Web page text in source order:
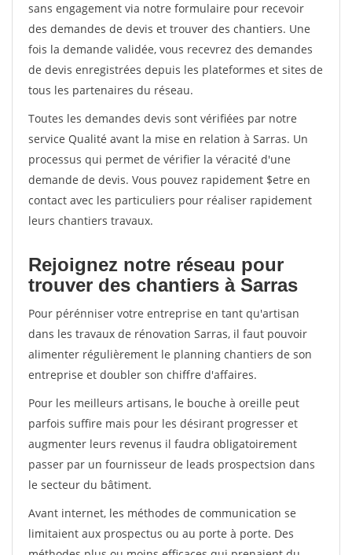
sans engagement via notre formulaire pour recevoir
des demandes de devis et trouver des chantiers. Une
fois la demande validée, vous recevrez des demandes
de devis enregistrées depuis les plateformes et sites de
tous les partenaires du réseau.
Toutes les demandes devis sont vérifiées par notre
service Qualité avant la mise en relation à Sarras. Un
processus qui permet de vérifier la véracité d'une
demande de devis. Vous pouvez rapidement $etre en
contact avec les particuliers pour réaliser rapidement
leurs chantiers travaux.
Rejoignez notre réseau pour
trouver des chantiers à Sarras
Pour pérénniser votre entreprise en tant qu'artisan
dans les travaux de rénovation Sarras, il faut pouvoir
alimenter régulièrement le planning chantiers de son
entreprise et doubler son chiffre d'affaires.
Pour les meilleurs artisans, le bouche à oreille peut
parfois suffire mais pour les désirant progresser et
augmenter leurs revenus il faudra obligatoirement
passer par un fournisseur de leads prospectsion dans
le secteur du bâtiment.
Avant internet, les méthodes de communication se
limitaient aux prospectus ou au porte à porte. Des